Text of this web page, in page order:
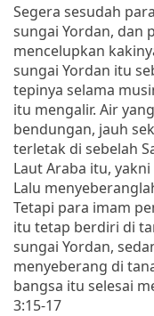
Segera sesudah
sungai Yordan, dan
mencelupkan
sungai Yordan itu
tepinya selama
itu mengalir. Air
bendungan, jauh
terletak di sebelah
Laut Araba itu,
Lalu
Tetapi para imam
itu tetap berdiri di
sungai Yordan,
menyeberang di
bangsa itu selesai
3:15-17